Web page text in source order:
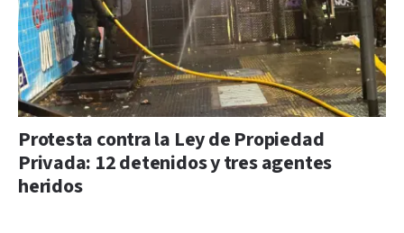
Protesta contra la Ley de Propiedad
Privada: 12 detenidos y tres agentes
heridos